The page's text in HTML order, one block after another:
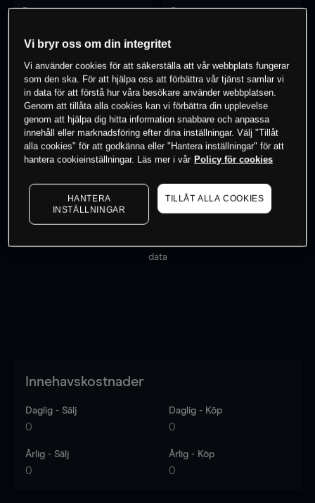
- -
0% av kunderna har enposition i detta
instrument
Börja handla
Priserna är endast vägledande.
data
Innehavskostnader
Daglig - Sälj
0
Daglig - Köp
0
Årlig - Sälj
0
Årlig - Köp
0
Vi bryr oss om din integritet
Vi använder cookies för att säkerställa att vår webbplats fungerar
som den ska. För att hjälpa oss att förbättra vår tjänst samlar vi
in data för att förstå hur våra besökare använder webbplatsen.
Genom att tillåta alla cookies kan vi förbättra din upplevelse
genom att hjälpa dig hitta information snabbare och anpassa
innehåll eller marknadsföring efter dina inställningar. Välj "Tillåt
alla cookies" för att godkänna eller "Hantera inställningar" för att
hantera cookieinställningar. Läs mer i vår Policy för cookies
HANTERA
INSTÄLLNINGAR
TILLÅT ALLA COOKIES